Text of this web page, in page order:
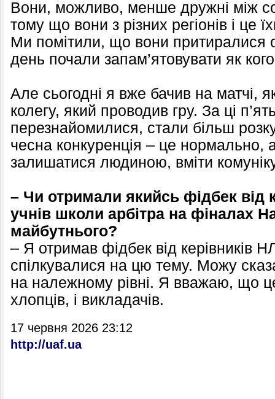
Вони, можливо, менше дружні між
тому що вони з різних регіонів і це
Ми помітили, що вони притиралися
день почали запам’ятовувати як
Але сьогодні я вже бачив на матчі,
колегу, який проводив гру. За ці
перезнайомилися, стали більш
чесна конкуренція – це нормально,
залишатися людиною, вміти
– Чи отримали якийсь фідбек
учнів школи арбітра на фіналах
майбутнього?
– Я отримав фідбек від керівників
спілкувалися на цю тему. Можу
на належному рівні. Я вважаю, що це
хлопців, і викладачів.
17 червня 2026 23:12
http://uaf.ua